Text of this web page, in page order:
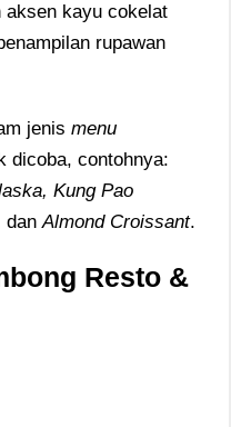
aksen kayu cokelat
rupawan
jenis menu
dicoba, contohnya:
Kung Pao
dan Almond Croissant.
Resto &